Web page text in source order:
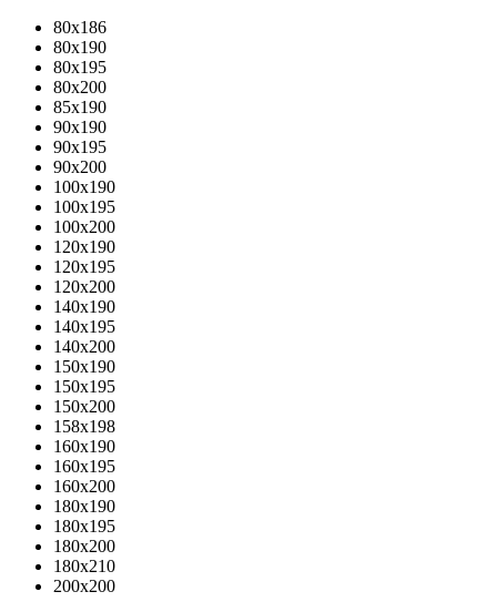
80х186
80x190
80x195
80x200
85х190
90x190
90x195
90x200
100x190
100x195
100x200
120x190
120x195
120x200
140x190
140x195
140x200
150x190
150x195
150x200
158x198
160x190
160x195
160x200
180x190
180x195
180x200
180x210
200x200